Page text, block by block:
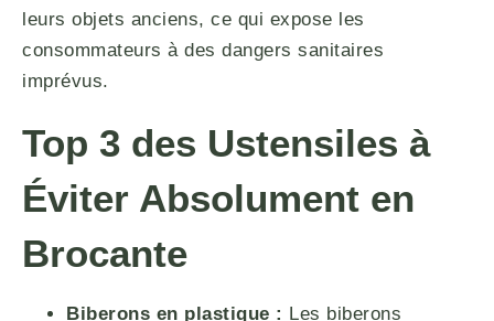
leurs objets anciens, ce qui expose les
consommateurs à des dangers sanitaires
imprévus.
Top 3 des Ustensiles à
Éviter Absolument en
Brocante
Biberons en plastique : Les biberons